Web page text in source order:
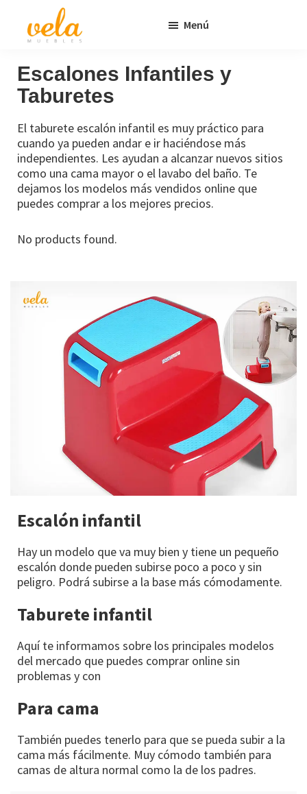
principal
página
Muebles
Baratos
Online
Outlet
Menú
Escalones Infantiles y
Taburetes
El taburete escalón infantil es muy práctico para
cuando ya pueden andar e ir haciéndose más
independientes. Les ayudan a alcanzar nuevos sitios
como una cama mayor o el lavabo del baño. Te
dejamos los modelos más vendidos online que
puedes comprar a los mejores precios.
No products found.
Escalón infantil
Hay un modelo que va muy bien y tiene un pequeño
escalón donde pueden subirse poco a poco y sin
peligro. Podrá subirse a la base más cómodamente.
Taburete infantil
Aquí te informamos sobre los principales modelos
del mercado que puedes comprar online sin
problemas y con
Para cama
También puedes tenerlo para que se pueda subir a la
cama más fácilmente. Muy cómodo también para
camas de altura normal como la de los padres.